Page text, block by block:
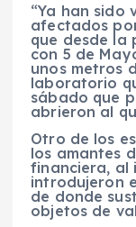
“Ya han sido
afectados
que desde la
con 5 de
unos metros
laboratorio
sábado que
abrieron al
Otro de los
los amantes
financiera, al
introdujeron
de donde
objetos de